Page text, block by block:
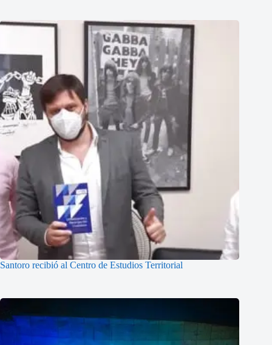
Santoro recibió al Centro de Estudios Territorial